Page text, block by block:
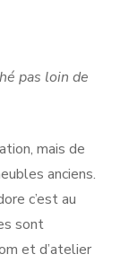
pas loin de
mais de
anciens.
c’est au
sont
et d’atelier